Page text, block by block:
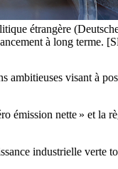
étrangère
à long
ambitieuses visant à
émission nette » et
industrielle verte